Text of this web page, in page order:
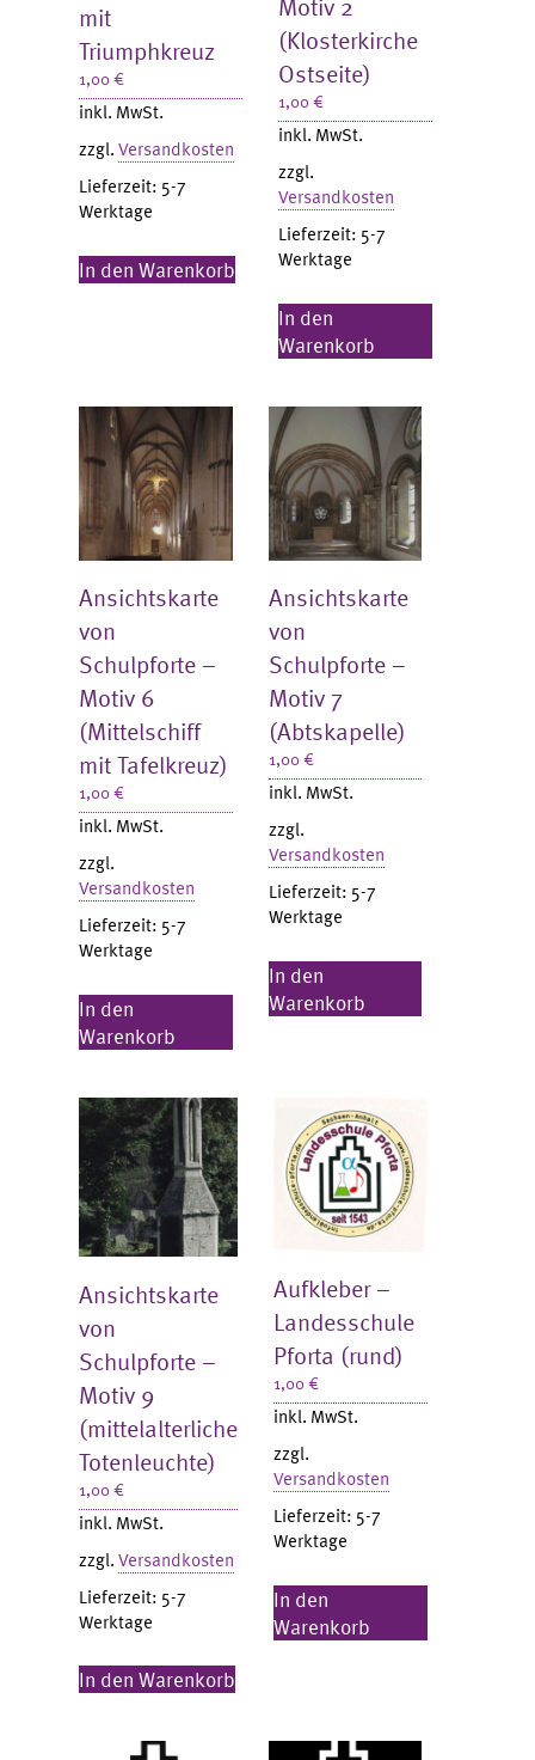
mit
Triumphkreuz
1,00€
inkl. MwSt.
zzgl.Versandkosten
Lieferzeit: 5-7
Werktage
In den Warenkorb
(Klosterkirche
Ostseite)
1,00€
inkl. MwSt.
zzgl.
Versandkosten
Lieferzeit: 5-7
Werktage
In den
Warenkorb
Ansichtskarte
von
Schulpforte –
Motiv 6
(Mittelschiff
mit Tafelkreuz)
1,00€
inkl. MwSt.
zzgl.
Versandkosten
Lieferzeit: 5-7
Werktage
In den
Warenkorb
Ansichtskarte
von
Schulpforte –
Motiv 7
(Abtskapelle)
1,00€
inkl. MwSt.
zzgl.
Versandkosten
Lieferzeit: 5-7
Werktage
In den
Warenkorb
Ansichtskarte
von
Schulpforte –
Motiv 9
(mittelalterliche
Totenleuchte)
1,00€
inkl. MwSt.
zzgl.Versandkosten
Lieferzeit: 5-7
Werktage
In den Warenkorb
Aufkleber –
Landesschule
Pforta (rund)
1,00€
inkl. MwSt.
zzgl.
Versandkosten
Lieferzeit: 5-7
Werktage
In den
Warenkorb